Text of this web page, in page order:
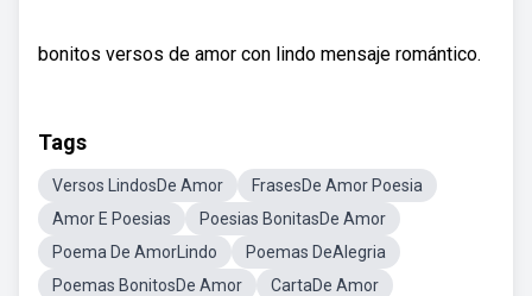
bonitos versos de amor con lindo mensaje romántico.
Tags
Versos LindosDe Amor
FrasesDe Amor Poesia
Amor E Poesias
Poesias BonitasDe Amor
Poema De AmorLindo
Poemas DeAlegria
Poemas BonitosDe Amor
CartaDe Amor